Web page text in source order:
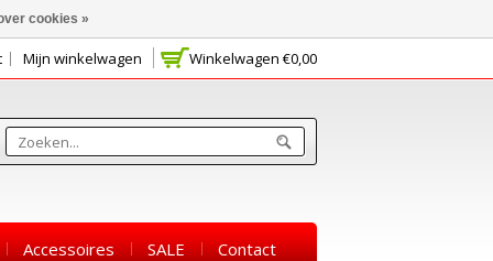
Winkelwagen €0,00
Mijn winkelwagen
Accessoires SALE Contact
cookies »